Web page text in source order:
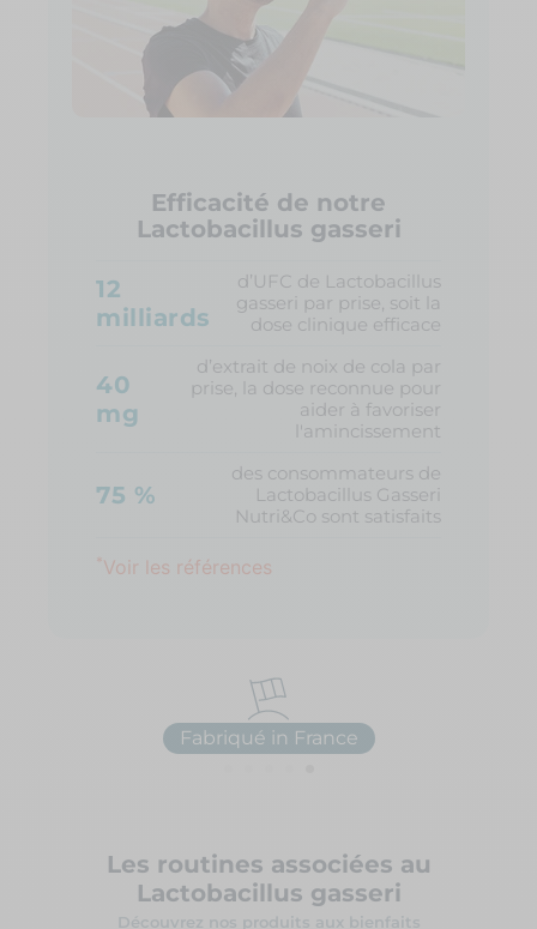
Efficacité de notre
Lactobacillus gasseri
12
milliards
d’UFC de Lactobacillus
gasseri par prise, soit la
dose clinique efficace
40
mg
d’extrait de noix de cola par
prise, la dose reconnue pour
aider à favoriser
l'amincissement
75 %
des consommateurs de
Lactobacillus Gasseri
Nutri&Co sont satisfaits
*Voir les références
Les routines associées au
Lactobacillus gasseri
Découvrez nos produits aux bienfaits
Fabriqué in France